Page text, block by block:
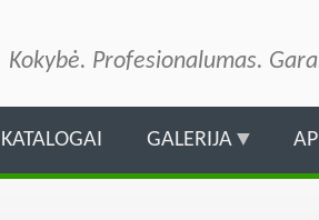
pagrindinį
Kokybė. Profesionalumas.
KATALOGAI GALERIJA